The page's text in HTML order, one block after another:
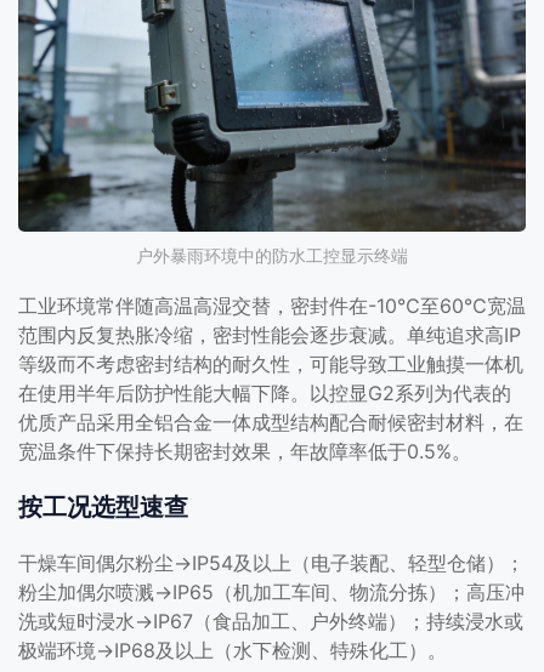
户外暴雨环境中的防水工控显示终端
工业环境常伴随高温高湿交替，密封件在-10℃至60℃宽温
范围内反复热胀冷缩，密封性能会逐步衰减。单纯追求高IP
等级而不考虑密封结构的耐久性，可能导致工业触摸一体机
在使用半年后防护性能大幅下降。以控显G2系列为代表的
优质产品采用全铝合金一体成型结构配合耐候密封材料，在
宽温条件下保持长期密封效果，年故障率低于0.5%。
按工况选型速查
干燥车间偶尔粉尘→IP54及以上（电子装配、轻型仓储）；
粉尘加偶尔喷溅→IP65（机加工车间、物流分拣）；高压冲
洗或短时浸水→IP67（食品加工、户外终端）；持续浸水或
极端环境→IP68及以上（水下检测、特殊化工）。